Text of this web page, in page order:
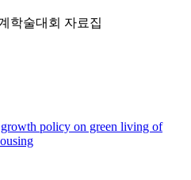
학술대회 자료집
policy on green living of